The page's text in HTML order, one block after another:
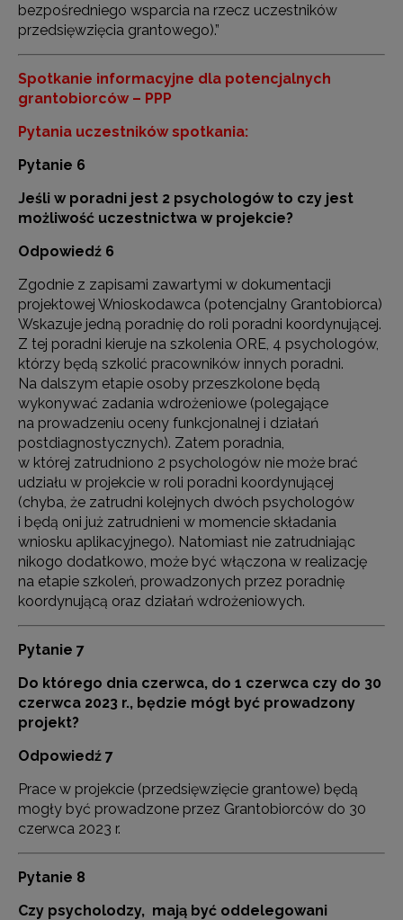
bezpośredniego wsparcia na rzecz uczestników
przedsięwzięcia grantowego).”
Spotkanie informacyjne dla potencjalnych
grantobiorców – PPP
Pytania uczestników spotkania:
Pytanie 6
Jeśli w poradni jest 2 psychologów to czy jest
możliwość uczestnictwa w projekcie?
Odpowiedź 6
Zgodnie z zapisami zawartymi w dokumentacji
projektowej Wnioskodawca (potencjalny Grantobiorca)
Wskazuje jedną poradnię do roli poradni koordynującej.
Z tej poradni kieruje na szkolenia ORE, 4 psychologów,
którzy będą szkolić pracowników innych poradni.
Na dalszym etapie osoby przeszkolone będą
wykonywać zadania wdrożeniowe (polegające
na prowadzeniu oceny funkcjonalnej i działań
postdiagnostycznych). Zatem poradnia,
w której zatrudniono 2 psychologów nie może brać
udziału w projekcie w roli poradni koordynującej
(chyba, że zatrudni kolejnych dwóch psychologów
i będą oni już zatrudnieni w momencie składania
wniosku aplikacyjnego). Natomiast nie zatrudniając
nikogo dodatkowo, może być włączona w realizację
na etapie szkoleń, prowadzonych przez poradnię
koordynującą oraz działań wdrożeniowych.
Pytanie 7
Do którego dnia czerwca, do 1 czerwca czy do 30
czerwca 2023 r., będzie mógł być prowadzony
projekt?
Odpowiedź 7
Prace w projekcie (przedsięwzięcie grantowe) będą
mogły być prowadzone przez Grantobiorców do 30
czerwca 2023 r.
Pytanie 8
Czy psycholodzy, mają być oddelegowani